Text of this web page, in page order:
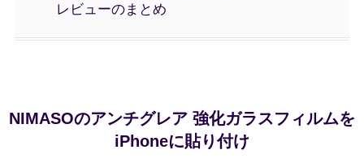
レビューのまとめ
NIMASOのアンチグレア 強化ガラスフィルムを
iPhoneに貼り付け